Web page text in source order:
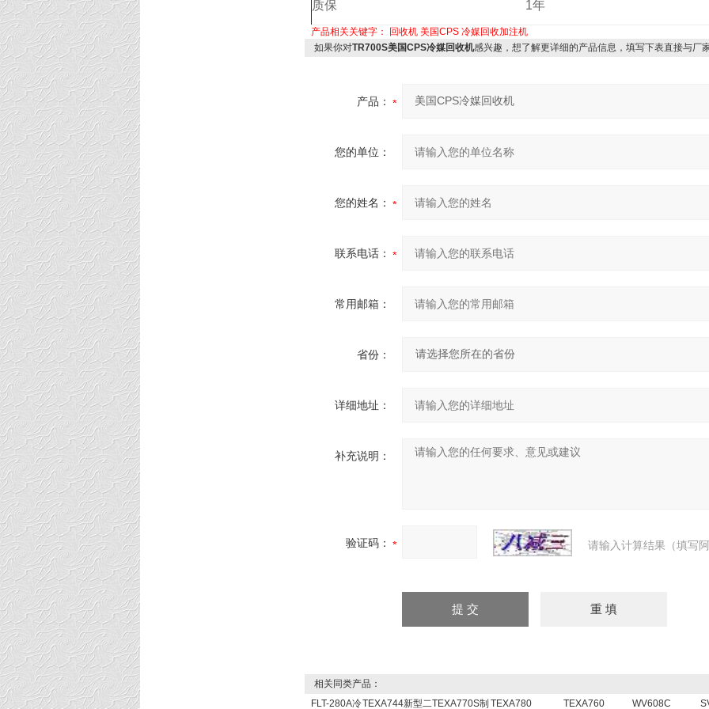
质保 1年
产品相关关键字： 回收机 美国CPS 冷媒回收加注机
如果你对TR700S美国CPS冷媒回收机感兴趣，想了解更详细的产品信息，填写下表直接与厂
产品：
您的单位：
您的姓名：
联系电话：
常用邮箱：
省份：
详细地址：
补充说明：
验证码： 请输入计算结果（填写
相关同类产品：
FLT-280A冷TEXA744新型二TEXA770S制 TEXA780 TEXA760 WV608C